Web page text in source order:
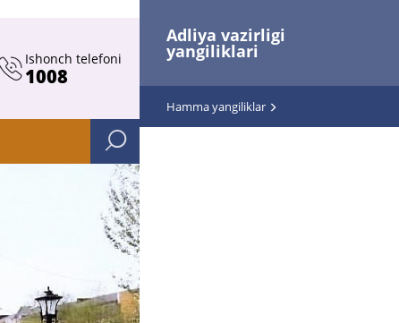
Adliya vazirligi
yangiliklari
Hamma yangiliklar
Ishonch telefoni
1008